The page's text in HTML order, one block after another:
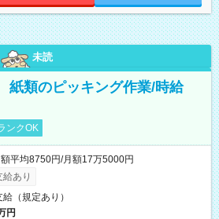
未読
類のピッキング作業/時給
ンクOK
平均8750円/月額17万5000円
あり
（規定あり）
円